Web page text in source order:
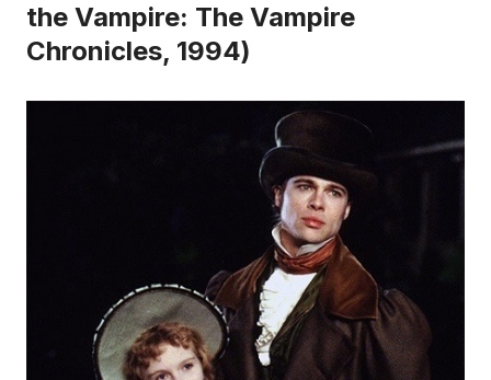
the Vampire: The Vampire
Chronicles, 1994)